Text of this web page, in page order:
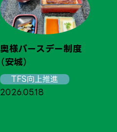
奥様バースデー制度
（安城）
TFS向上推進
2026.05.18